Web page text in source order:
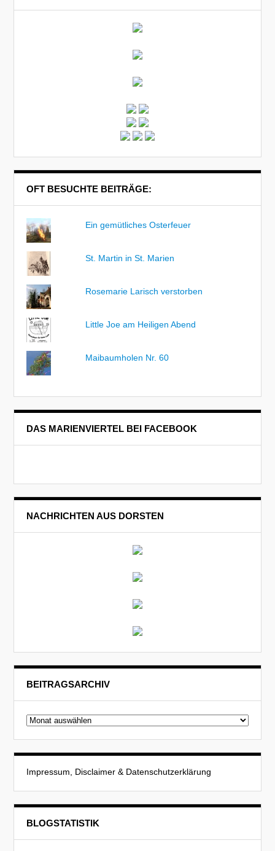
OFT BESUCHTE BEITRÄGE:
Ein gemütliches Osterfeuer
St. Martin in St. Marien
Rosemarie Larisch verstorben
Little Joe am Heiligen Abend
Maibaumholen Nr. 60
DAS MARIENVIERTEL BEI FACEBOOK
NACHRICHTEN AUS DORSTEN
BEITRAGSARCHIV
Beitragsarchiv
Impressum, Disclaimer & Datenschutzerklärung
BLOGSTATISTIK